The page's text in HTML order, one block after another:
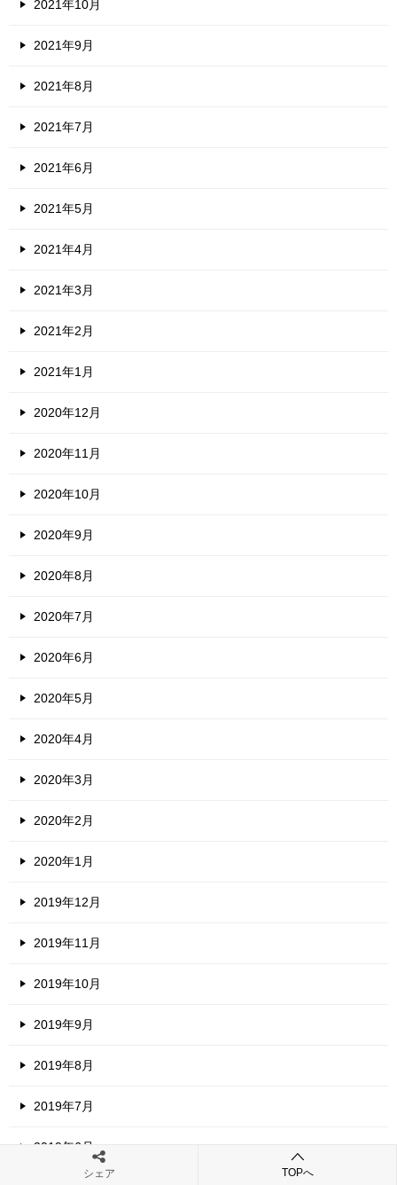
2021年10月
2021年9月
2021年8月
2021年7月
2021年6月
2021年5月
2021年4月
2021年3月
2021年2月
2021年1月
2020年12月
2020年11月
2020年10月
2020年9月
2020年8月
2020年7月
2020年6月
2020年5月
2020年4月
2020年3月
2020年2月
2020年1月
2019年12月
2019年11月
2019年10月
2019年9月
2019年8月
2019年7月
2019年6月
シェア TOPへ